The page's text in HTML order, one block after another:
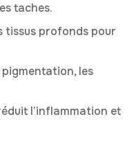
taches.
tissus profonds pour
les
l’inflammation et